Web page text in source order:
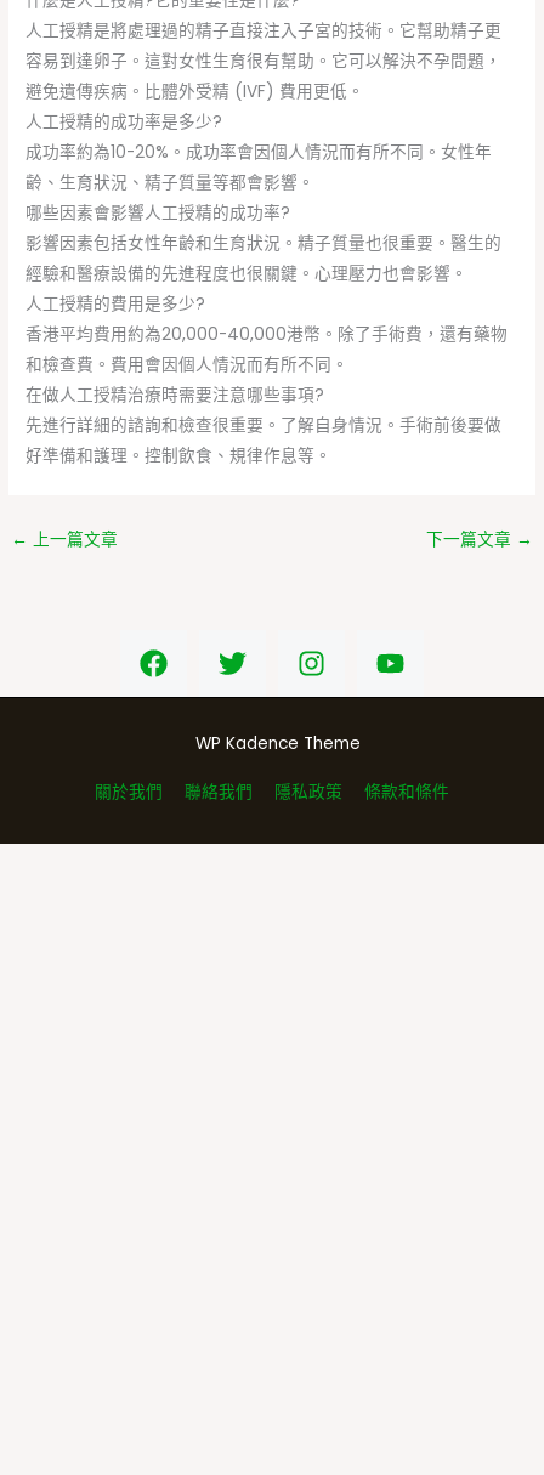
人工授精是將處理過的精子直接注入子宮的技術。它幫助精子更
容易到達卵子。這對女性生育很有幫助。它可以解決不孕問題，
避免遺傳疾病。比體外受精 (IVF) 費用更低。
人工授精的成功率是多少?
成功率約為10-20%。成功率會因個人情況而有所不同。女性年
齡、生育狀況、精子質量等都會影響。
哪些因素會影響人工授精的成功率?
影響因素包括女性年齡和生育狀況。精子質量也很重要。醫生的
經驗和醫療設備的先進程度也很關鍵。心理壓力也會影響。
人工授精的費用是多少?
香港平均費用約為20,000-40,000港幣。除了手術費，還有藥物
和檢查費。費用會因個人情況而有所不同。
在做人工授精治療時需要注意哪些事項?
先進行詳細的諮詢和檢查很重要。了解自身情況。手術前後要做
好準備和護理。控制飲食、規律作息等。
← 上一篇文章 下一篇文章 →
WP Kadence Theme
關於我們 聯絡我們 隱私政策 條款和條件